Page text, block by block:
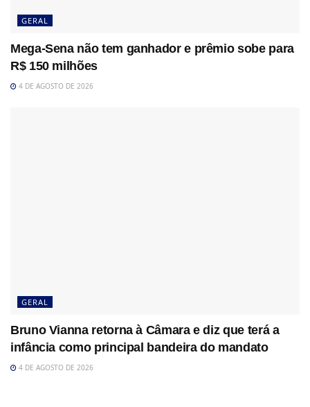
GERAL
Mega-Sena não tem ganhador e prêmio sobe para
R$ 150 milhões
4 DE AGOSTO DE 2026
GERAL
Bruno Vianna retorna à Câmara e diz que terá a
infância como principal bandeira do mandato
4 DE AGOSTO DE 2026